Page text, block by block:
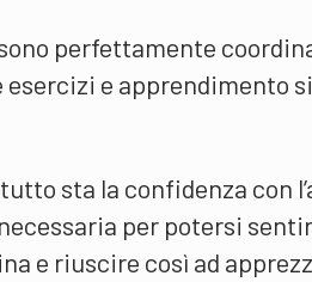
perfettamente
esercizi e apprendimento
sta la confidenza con
per potersi
e riuscire così ad